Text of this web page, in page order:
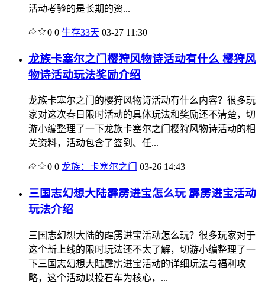
活动考验的是长期的资...
0 0 生存33天 03-27 11:30
龙族卡塞尔之门樱狩风物诗活动有什么 樱狩风
物诗活动玩法奖励介绍
龙族卡塞尔之门的樱狩风物诗活动有什么内容？很多玩
家对这次春日限时活动的具体玩法和奖励还不清楚，切
游小编整理了一下龙族卡塞尔之门樱狩风物诗活动的相
关资料，活动包含了签到、任...
0 0 龙族：卡塞尔之门 03-26 14:43
三国志幻想大陆霹雳进宝怎么玩 霹雳进宝活动
玩法介绍
三国志幻想大陆的霹雳进宝活动怎么玩？很多玩家对于
这个新上线的限时玩法还不太了解，切游小编整理了一
下三国志幻想大陆霹雳进宝活动的详细玩法与福利攻
略，这个活动以投石车为核心，...